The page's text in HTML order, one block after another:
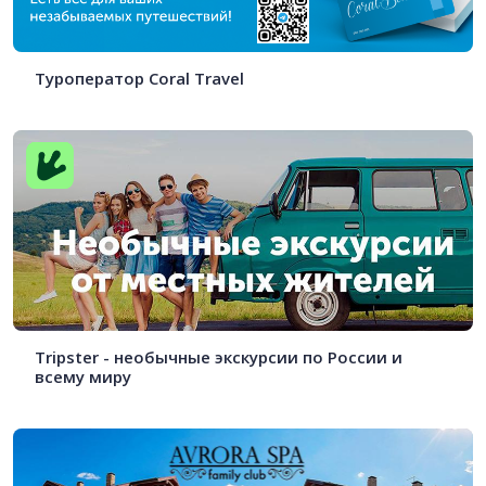
Туроператор Coral Travel
Tripster - необычные экскурсии по России и
всему миру